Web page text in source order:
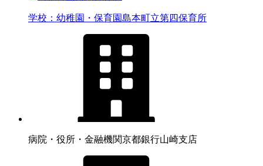
学校：幼稚園・保育園島本町立第四保育所
病院・役所・金融機関京都銀行山崎支店